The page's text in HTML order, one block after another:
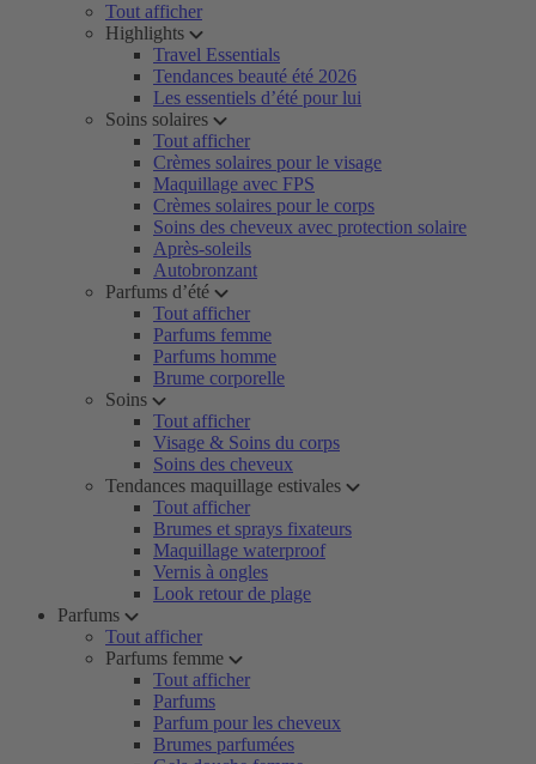
Tout afficher
Highlights
Travel Essentials
Tendances beauté été 2026
Les essentiels d’été pour lui
Soins solaires
Tout afficher
Crèmes solaires pour le visage
Maquillage avec FPS
Crèmes solaires pour le corps
Soins des cheveux avec protection solaire
Après-soleils
Autobronzant
Parfums d’été
Tout afficher
Parfums femme
Parfums homme
Brume corporelle
Soins
Tout afficher
Visage & Soins du corps
Soins des cheveux
Tendances maquillage estivales
Tout afficher
Brumes et sprays fixateurs
Maquillage waterproof
Vernis à ongles
Look retour de plage
Parfums
Tout afficher
Parfums femme
Tout afficher
Parfums
Parfum pour les cheveux
Brumes parfumées